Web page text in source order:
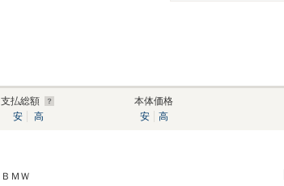
支払総額
安
高
本体価格
安
高
ＢＭＷ